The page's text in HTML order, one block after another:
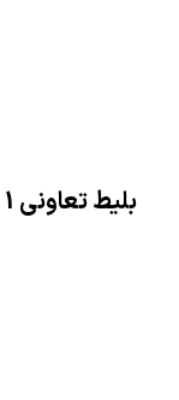
بلیط تعاونی 1 ایران پیما جنوب (خزانه)